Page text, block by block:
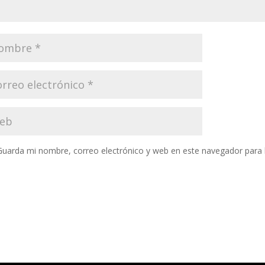
mi nombre, correo electrónico y web en este navegador